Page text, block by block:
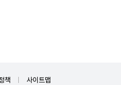
책 사이트맵